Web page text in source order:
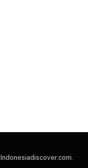
Indonesiadiscover.com